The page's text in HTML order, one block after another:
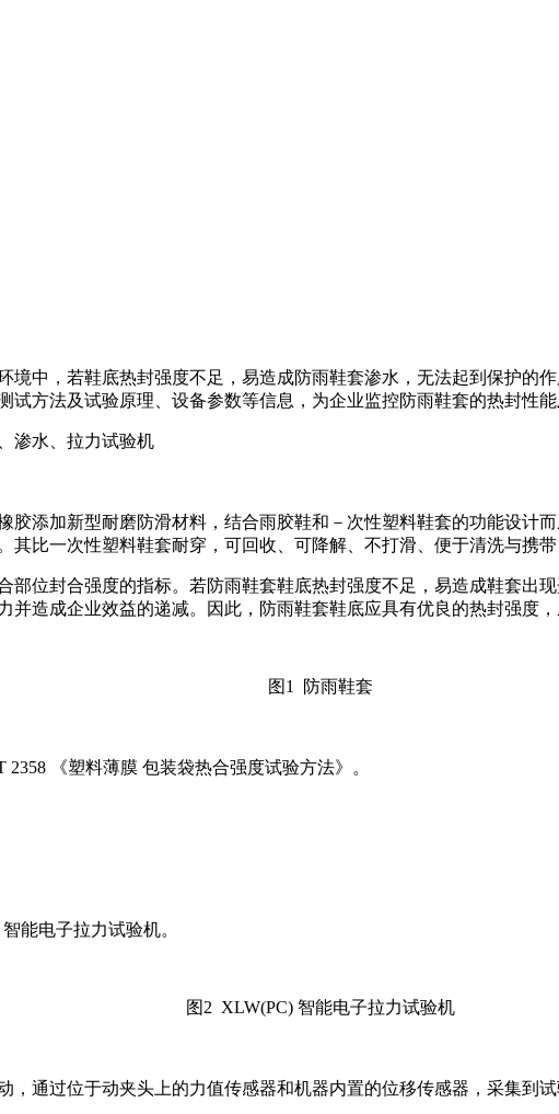
境中，若鞋底热封强度不足，易造成防雨鞋套渗水，无法起到保护的
方法及试验原理、设备参数等信息，为企业监控防雨鞋套的热封性能
渗水、拉力试验机
胶添加新型耐磨防滑材料，结合雨胶鞋和－次性塑料鞋套的功能设计
比一次性塑料鞋套耐穿，可回收、可降解、不打滑、便于清洗与携带
部位封合强度的指标。若防雨鞋套鞋底热封强度不足，易造成鞋套出
造成企业效益的递减。因此，防雨鞋套鞋底应具有优良的热封强度
图1 防雨鞋套
《塑料薄膜 包装袋热合强度试验方法》。
能电子拉力试验机。
图2 XLW(PC) 智能电子拉力试验机
通过位于动夹头上的力值传感器和机器内置的位移传感器，采集到